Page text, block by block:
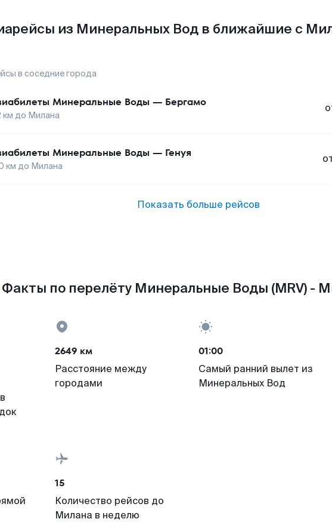
из Минеральных Вод в ближайшие с
в соседние города
Минеральные Воды — Бергамо
км до Милана
Минеральные Воды — Генуя
км до Милана
Показать больше рейсов
Факты по перелёту Минеральные Воды (MRV) -
2649 км
Расстояние между
городами
01:00
Самый ранний вылет из
Минеральных Вод
15
Количество рейсов до
Милана в неделю